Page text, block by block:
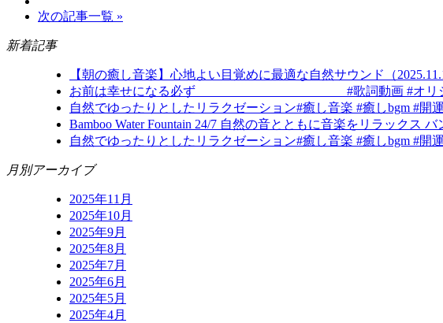
次の記事一覧 »
新着記事
【朝の癒し音楽】心地よい目覚めに最適な自然サウンド（
お前は幸せになる必ず #歌詞動画 #オリジナル曲 #応
自然でゆったりとしたリラクゼーション#癒し音楽 #癒しbgm #開
Bamboo Water Fountain 24/7 自然の音とともに音楽をリラックス
自然でゆったりとしたリラクゼーション#癒し音楽 #癒しbgm #開運
月別アーカイブ
2025年11月
2025年10月
2025年9月
2025年8月
2025年7月
2025年6月
2025年5月
2025年4月